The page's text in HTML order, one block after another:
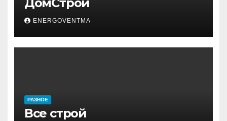
ДомСтрой
ENERGOVENTMA
РАЗНОЕ
Все строй